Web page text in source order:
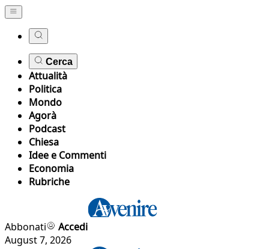
Cerca
Attualità
Politica
Mondo
Agorà
Podcast
Chiesa
Idee e Commenti
Economia
Rubriche
Abbonati
Accedi
August 7, 2026